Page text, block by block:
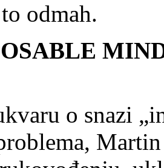
odmah.
o snazi